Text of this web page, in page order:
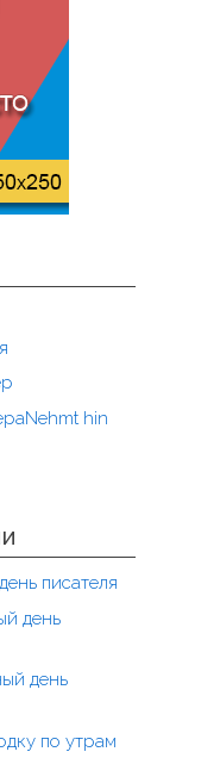
hin
писателя
день
день
по утрам